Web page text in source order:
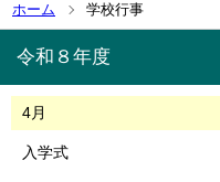
ホーム 学校行事
令和８年度
4月
入学式